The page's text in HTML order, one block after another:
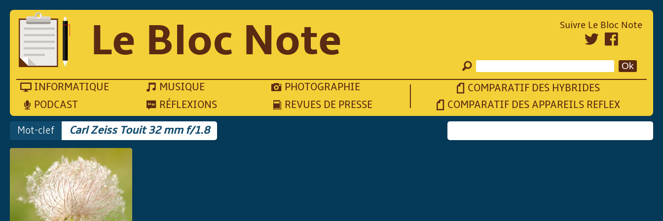
Le Bloc Note
INFORMATIQUE MUSIQUE
PHOTOGRAPHIE
PODCAST
RÉFLEXIONS REVUES DE PRESSE
COMPARATIF DES HYBRIDES
COMPARATIF DES APPAREILS REFLEX
Suivre Le Bloc Note
Mot-clef Carl Zeiss Touit 32 mm f/1.8